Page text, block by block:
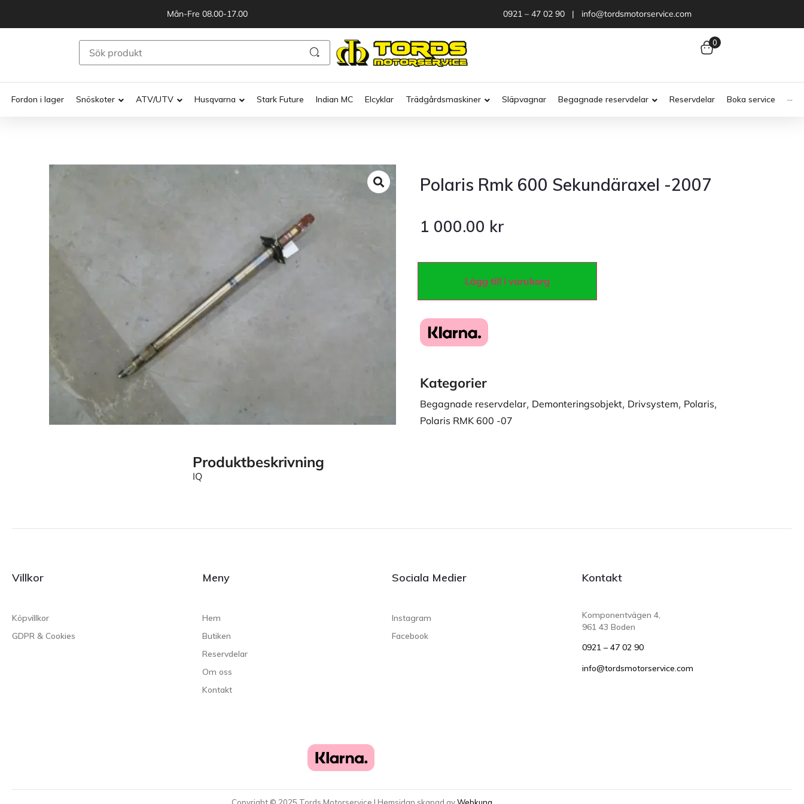
Mån-Fre 08.00-17.00 0921 – 47 02 90 | info@tordsmotorservice.com
0
Fordon i lager Snöskoter ATV/UTV Husqvarna Stark Future Indian MC Elcyklar Trädgårdsmaskiner Släpvagnar Begagnade reservdelar Reservdelar Boka service ···
Polaris Rmk 600 Sekundäraxel -2007
1 000.00 kr
Lägg till i varukorg
Kategorier
Begagnade reservdelar, Demonteringsobjekt, Drivsystem, Polaris,
Polaris RMK 600 -07
Produktbeskrivning
IQ
Villkor
Köpvillkor
GDPR & Cookies
Meny
Hem
Butiken
Reservdelar
Om oss
Kontakt
Sociala Medier
Instagram
Facebook
Kontakt
Komponentvägen 4,
961 43 Boden
0921 – 47 02 90
info@tordsmotorservice.com